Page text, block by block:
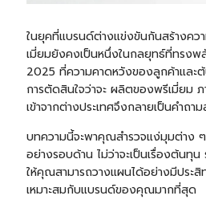
ในยุคที่แบรนด์ต่างแข่งขันกันสร้างคว
เมี่ยมยังคงเป็นหนึ่งในกลยุทธ์ที่ทรงพ
2025 ที่ความคาดหวังของลูกค้าและ
การตัดสินใจว่าจะ ผลิตของพรีเมี่ยม ภ
เข้าจากต่างประเทศจึงกลายเป็นคำถ
บทความนี้จะพาคุณสำรวจแง่มุมต่าง
อย่างรอบด้าน ไม่ว่าจะเป็นเรื่องต้นทุ
ให้คุณสามารถวางแผนได้อย่างมีประ
เหมาะสมกับแบรนด์ของคุณมากที่สุด